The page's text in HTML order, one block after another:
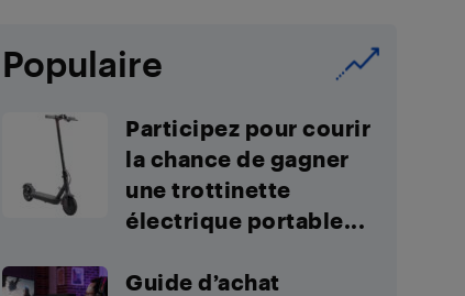
Populaire
Participez pour courir
la chance de gagner
une trottinette
électrique portable...
Guide d’achat